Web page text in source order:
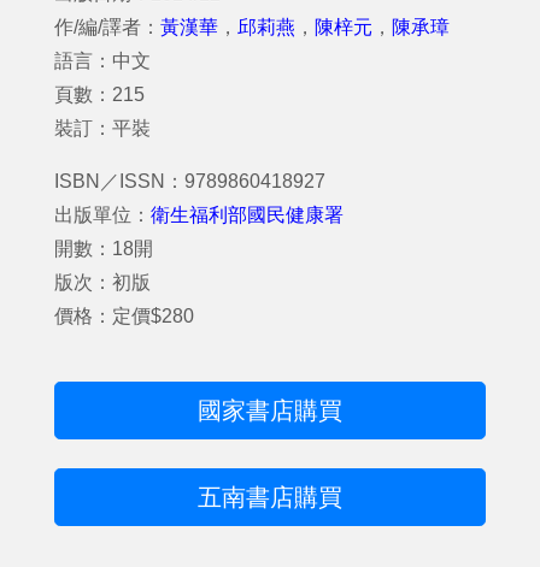
作/編/譯者： 黃漢華 ， 邱莉燕 ， 陳梓元 ， 陳承璋
語言：中文
頁數：215
裝訂：平裝
ISBN／ISSN：9789860418927
出版單位： 衛生福利部國民健康署
開數：18開
版次：初版
價格：定價$280
國家書店購買
五南書店購買